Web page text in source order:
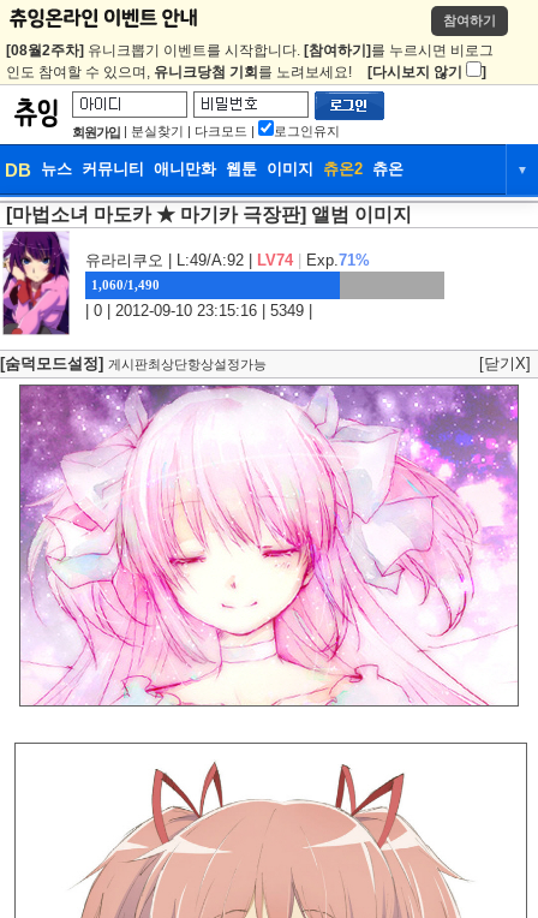
참여하기
[08월2주차] 유니크뽑기 이벤트를 시작합니다. [참여하기] 를 누르시면 비로그
인도 참여할 수 있으며, 유니크당첨 기회 를 노려보세요! [다시보지 않기 ]
회원가입 | 분실찾기 | 다크모드 | 로그인유지
DB 뉴스 커뮤니티 애니만화 웹툰 이미지 츄온2 츄온 ▼
DB 뉴스 커뮤니티
웹툰 이미지 츄온2
[마법소녀 마도카 ★ 마기카 극장판] 앨범 이미지
유라리쿠오 | L:49/A:92 | LV74 Exp.71%
1,060/1,490
| 0 | 2012-09-10 23:15:16 | 5349 |
[숨덕모드설정] 게시판최상단항상설정가능 [닫기X]